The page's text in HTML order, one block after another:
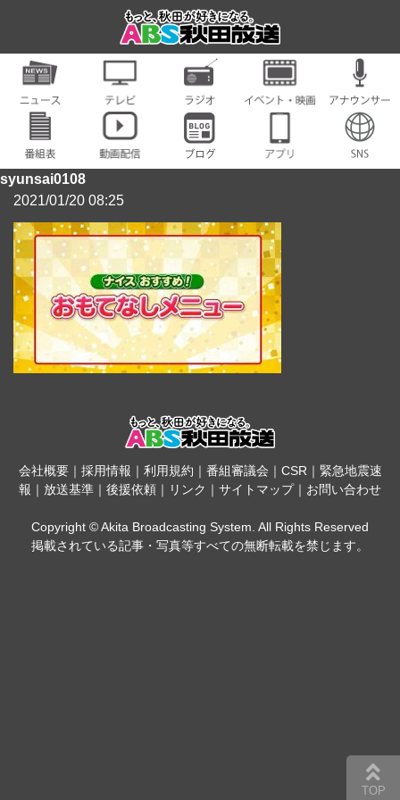
syunsai0108
2021/01/20 08:25
会社概要｜ 採用情報 ｜ 利用規約 ｜ 番組審議会 ｜ CSR｜ 緊急地震速
報 ｜ 放送基準 ｜ 後援依頼 ｜ リンク ｜ サイトマップ｜ お問い合わせ
Copyright © Akita Broadcasting System. All Rights Reserved
掲載されている記事・写真等すべての無断転載を禁じます。